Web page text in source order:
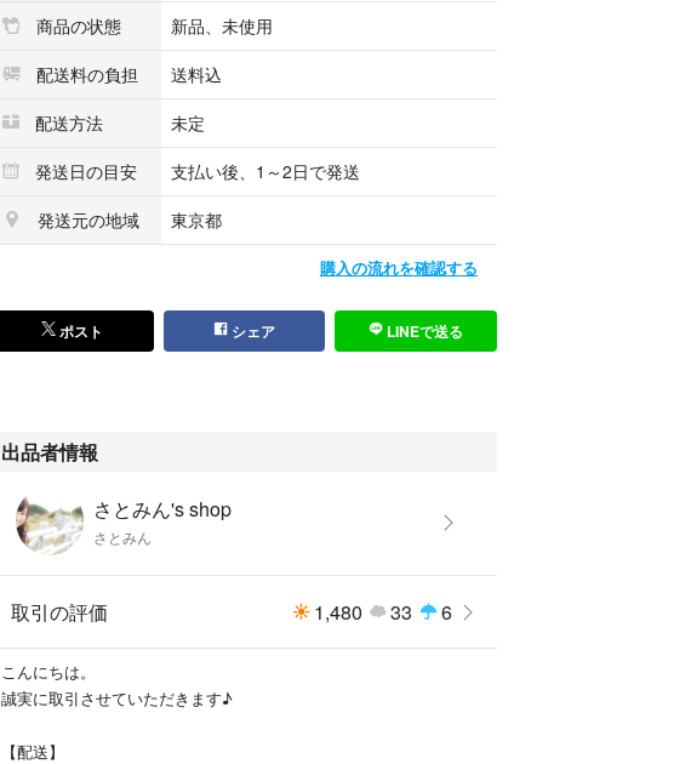
何かご不明な点がございましたらお気軽にメッセージからお問い合わ
せ下さい。
商品の状態
新品、未使用
配送料の負担
送料込
配送方法
未定
発送日の目安
支払い後、1～2日で発送
発送元の地域
東京都
購入の流れを確認する
ポスト シェア LINEで送る
出品者情報
さとみん's shop
さとみん
取引の評価 1,480 33 6
こんにちは。
誠実に取引させていただきます♪
【配送】